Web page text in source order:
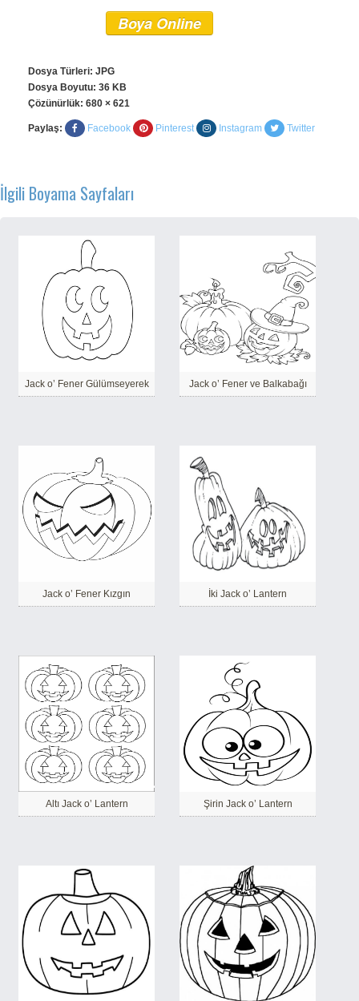
Boya Online
Dosya Türleri: JPG
Dosya Boyutu: 36 KB
Çözünürlük: 680 × 621
Paylaş: Facebook Pinterest Instagram Twitter
İlgili Boyama Sayfaları
Jack o’ Fener Gülümseyerek Jack o’ Fener ve Balkabağı
Jack o’ Fener Kızgın İki Jack o’ Lantern
Altı Jack o’ Lantern Şirin Jack o’ Lantern